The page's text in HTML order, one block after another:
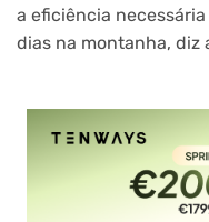
a eficiência
dias na montanha, diz